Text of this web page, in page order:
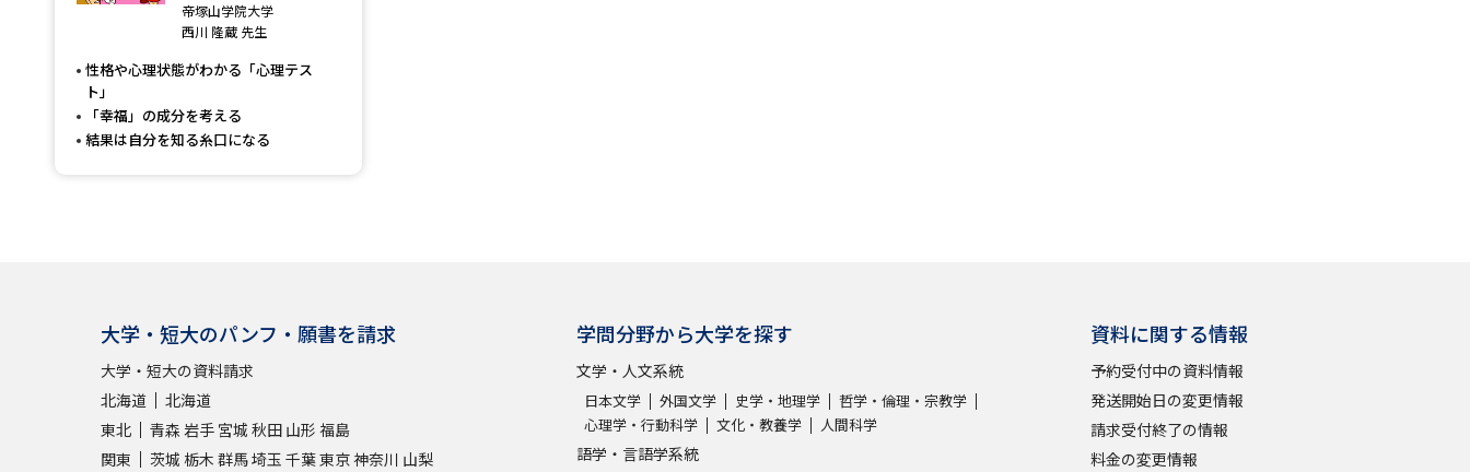
資料検索
志望校・出願校を調べる
帝塚山学院大学
西川 隆蔵 先生
性格や心理状態がわかる「心理テス
ト」
「幸福」の成分を考える
結果は自分を知る糸口になる
大学・短大のパンフ・願書を請求
大学・短大の資料請求
北海道
北海道
東北
青森 岩手 宮城 秋田 山形 福島
関東
茨城 栃木 群馬埼玉 千葉東京神奈川 山梨
学問分野から大学を探す
文学・人文系統
日本文学 外国文学 史学・地理学
哲学・倫理・宗教学
心理学・行動科学
文化・教養学 人間科学
語学・言語学系統
資料に関する情報
予約受付中の資料情報
発送開始日の変更情報
請求受付終了の情報
料金の変更情報